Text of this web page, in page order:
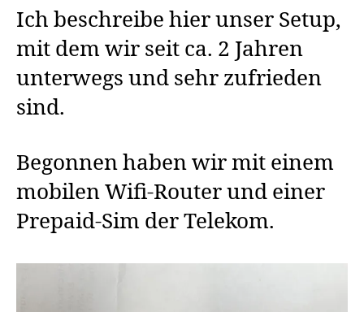
Ich beschreibe hier unser Setup,
mit dem wir seit ca. 2 Jahren
unterwegs und sehr zufrieden
sind.
Begonnen haben wir mit einem
mobilen Wifi-Router und einer
Prepaid-Sim der Telekom.